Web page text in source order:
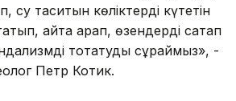
су таситын көліктерді күтетін
қайта қарап, өзендерді сақтап
тоқтатуды сұраймыз», -
Петр Котик.